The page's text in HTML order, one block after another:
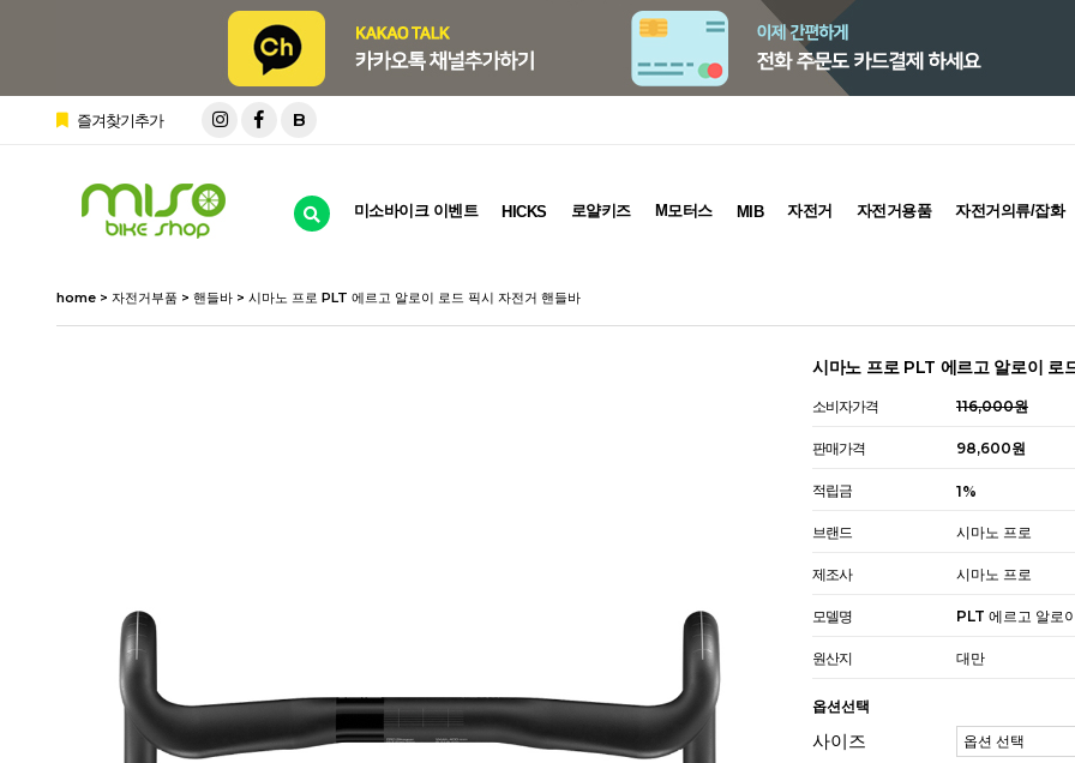
즐겨찾기추가 B
미소바이크 이벤트 HICKS 로얄키즈 M모터스 MIB 자전거 자전거용품 자전거의류/잡화
home > 자전거부품 > 핸들바 > 시마노 프로 PLT 에르고 알로이 로드 픽시 자전거 핸들바
시마노 프로 PLT 에르고 알로이 로
소비자가격 116,000원
판매가격 98,600원
적립금 1%
브랜드 시마노 프로
제조사 시마노 프로
모델명 PLT 에르고 알로
원산지 대만
옵션선택
사이즈